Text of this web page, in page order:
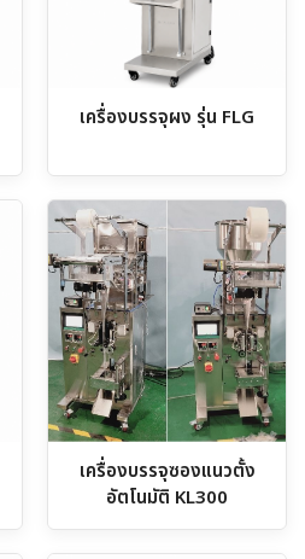
เครื่องบรรจุผง รุ่น FLG
เครื่องบรรจุซองแนวตั้ง
อัตโนมัติ KL300